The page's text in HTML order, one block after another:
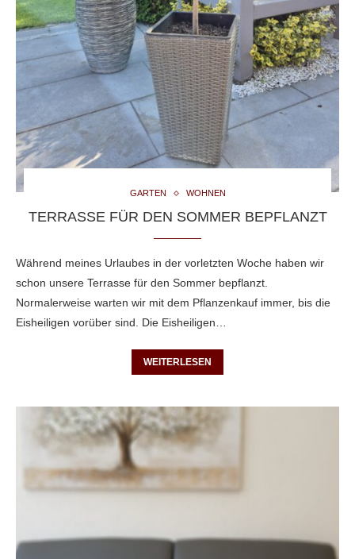
GARTEN WOHNEN
TERRASSE FÜR DEN SOMMER BEPFLANZT
Während meines Urlaubes in der vorletzten Woche haben wir
schon unsere Terrasse für den Sommer bepflanzt.
Normalerweise warten wir mit dem Pflanzenkauf immer, bis die
Eisheiligen vorüber sind. Die Eisheiligen…
WEITERLESEN